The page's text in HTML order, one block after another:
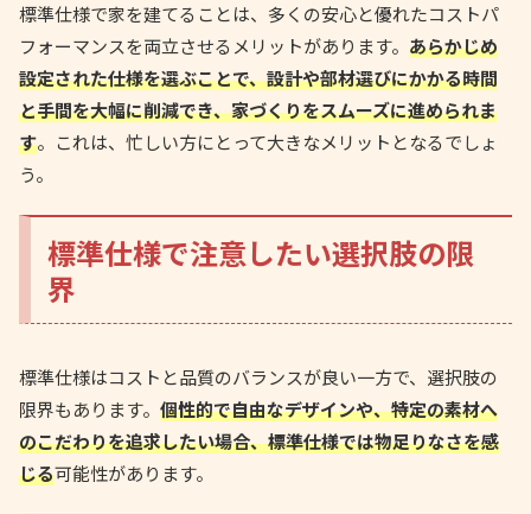
標準仕様で家を建てることは、多くの安心と優れたコストパ
フォーマンスを両立させるメリットがあります。 あらかじめ
設定された仕様を選ぶことで、設計や部材選びにかかる時間
と手間を大幅に削減でき、家づくりをスムーズに進められま
す。これは、忙しい方にとって大きなメリットとなるでしょ
う。
標準仕様で注意したい選択肢の限
界
標準仕様はコストと品質のバランスが良い一方で、選択肢の
限界もあります。 個性的で自由なデザインや、特定の素材へ
のこだわりを追求したい場合、標準仕様では物足りなさを感
じる可能性があります。